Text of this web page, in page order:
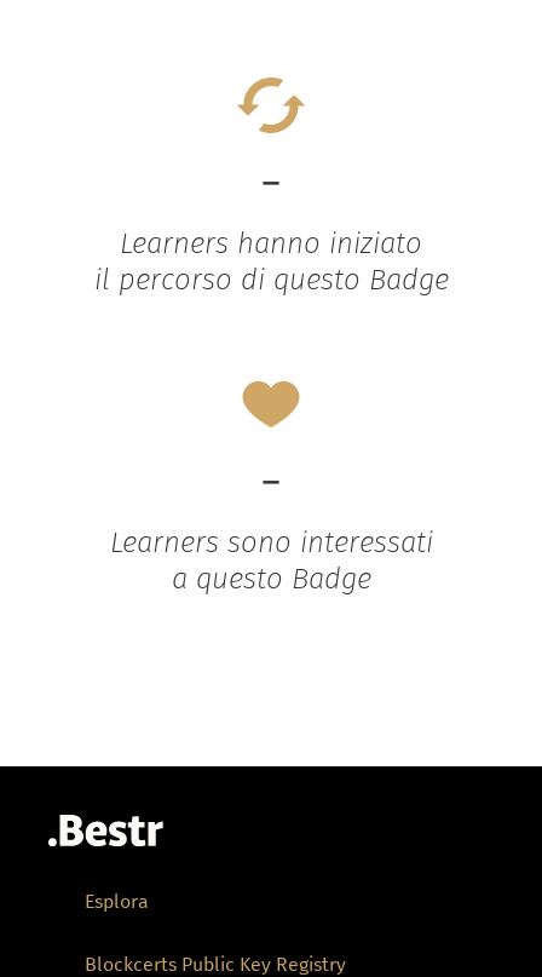
-
Learners hanno iniziato
il percorso di questo Badge
-
Learners sono interessati
a questo Badge
Esplora
Blockcerts Public Key Registry